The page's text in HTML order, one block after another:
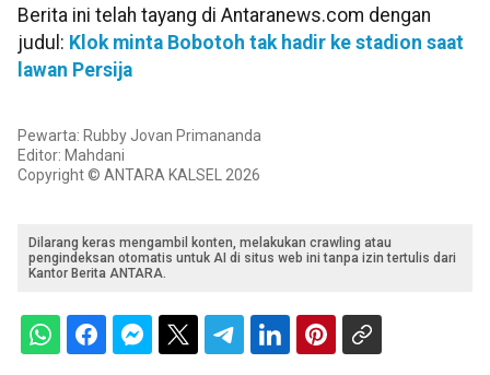
Berita ini telah tayang di Antaranews.com dengan
judul: Klok minta Bobotoh tak hadir ke stadion saat
lawan Persija
Pewarta: Rubby Jovan Primananda
Editor: Mahdani
Copyright © ANTARA KALSEL 2026
Dilarang keras mengambil konten, melakukan crawling atau
pengindeksan otomatis untuk AI di situs web ini tanpa izin tertulis dari
Kantor Berita ANTARA.